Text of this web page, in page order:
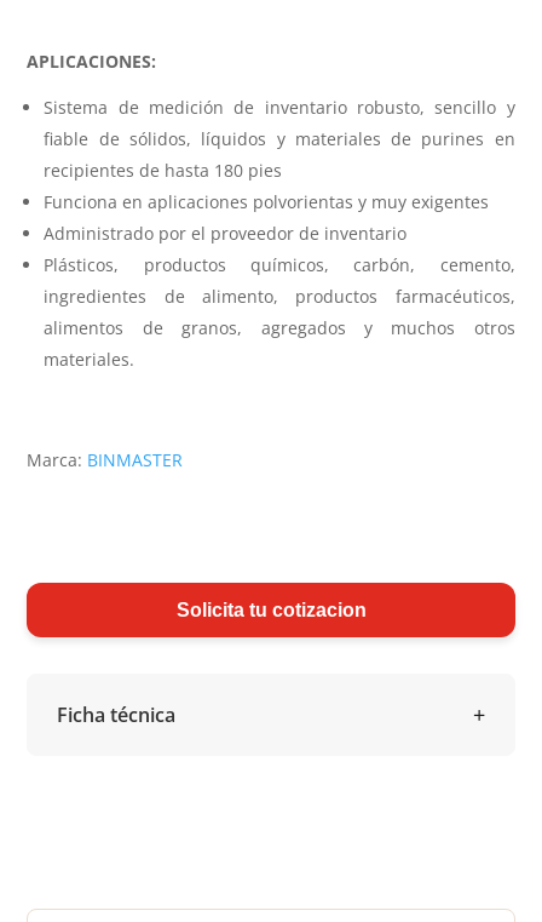
APLICACIONES:
Sistema de medición de inventario robusto, sencillo y
fiable de sólidos, líquidos y materiales de purines en
recipientes de hasta 180 pies
Funciona en aplicaciones polvorientas y muy exigentes
Administrado por el proveedor de inventario
Plásticos, productos químicos, carbón, cemento,
ingredientes de alimento, productos farmacéuticos,
alimentos de granos, agregados y muchos otros
materiales.
Marca: BINMASTER
Solicita tu cotizacion
Ficha técnica